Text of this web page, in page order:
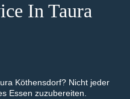
In Taura
Köthensdorf? Nicht jeder
Essen zuzubereiten.